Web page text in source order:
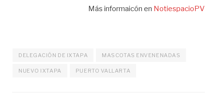
Más informaicón en NotiespacioPV
DELEGACIÓN DE IXTAPA MASCOTAS ENVENENADAS
NUEVO IXTAPA PUERTO VALLARTA